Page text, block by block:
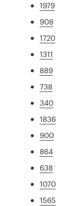
1979
908
1720
1311
889
738
340
1836
900
864
638
1070
1565